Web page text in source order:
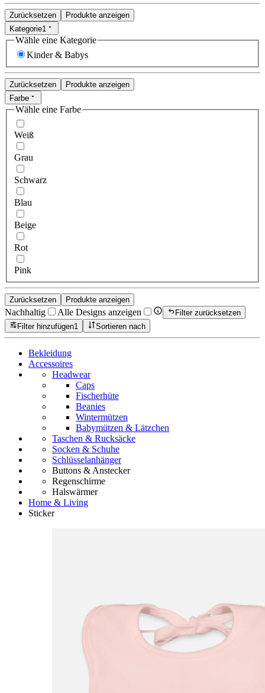
Zurücksetzen
Produkte anzeigen
Kategorie1
Wähle eine Kategorie
Kinder & Babys
Zurücksetzen
Produkte anzeigen
Farbe
Wähle eine Farbe
Weiß
Grau
Schwarz
Blau
Beige
Rot
Pink
Zurücksetzen Produkte anzeigen
Nachhaltig Alle Designs anzeigen
Filter zurücksetzen
Filter hinzufügen1 Sortieren nach
Bekleidung
Accessoires
Headwear
Caps
Fischerhüte
Beanies
Wintermützen
Babymützen & Lätzchen
Taschen & Rucksäcke
Socken & Schuhe
Schlüsselanhänger
Buttons & Anstecker
Regenschirme
Halswärmer
Home & Living
Sticker